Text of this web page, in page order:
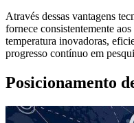
Através dessas vantagens
fornece consistentemente
temperatura inovadoras,
progresso contínuo em
Posicionamento